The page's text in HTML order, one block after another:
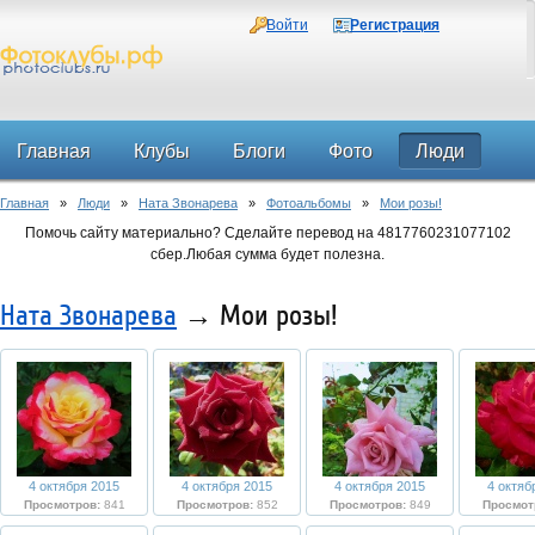
Войти Регистрация
Главная Клубы Блоги Фото Люди
Форум
Главная » Люди » Ната Звонарева » Фотоальбомы » Мои розы!
Помочь сайту материально? Сделайте перевод на 4817760231077102
сбер.Любая сумма будет полезна.
Ната Звонарева → Мои розы!
4 октября 2015
Просмотров:841
4 октября 2015
Просмотров:852
4 октября 2015
Просмотров:849
4